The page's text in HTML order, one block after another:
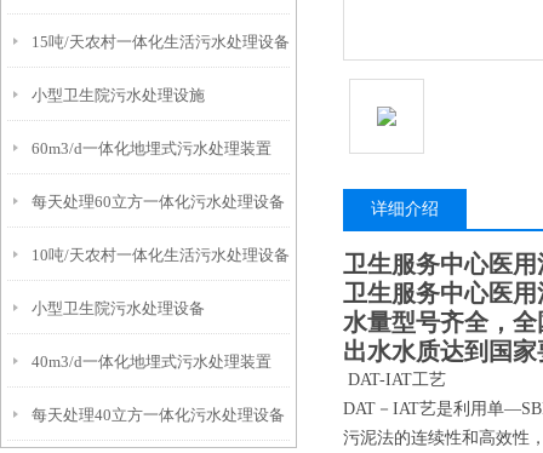
15吨/天农村一体化生活污水处理设备
小型卫生院污水处理设施
60m3/d一体化地埋式污水处理装置
每天处理60立方一体化污水处理设备
10吨/天农村一体化生活污水处理设备
小型卫生院污水处理设备
40m3/d一体化地埋式污水处理装置
每天处理40立方一体化污水处理设备
详细介绍
卫生服务中心医
卫生服务中心医
水量型号齐全，
出水水质达到国
DAT-IAT工艺
DAT－IAT艺是利用单
污泥法的连续性和高效性